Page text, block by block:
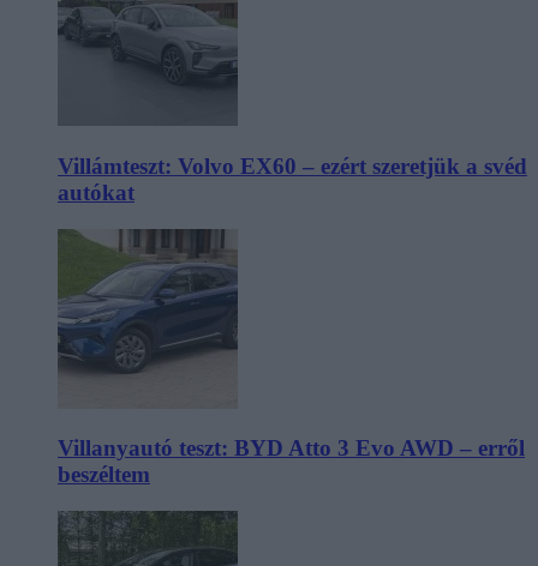
Villámteszt: Volvo EX60 – ezért szeretjük a svéd
autókat
Villanyautó teszt: BYD Atto 3 Evo AWD – erről
beszéltem